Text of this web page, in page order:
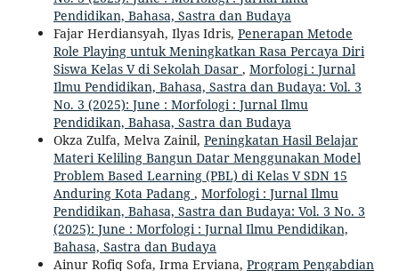
Pendidikan, Bahasa, Sastra dan Budaya
Fajar Herdiansyah, Ilyas Idris, Penerapan Metode
Role Playing untuk Meningkatkan Rasa Percaya Diri
Siswa Kelas V di Sekolah Dasar , Morfologi : Jurnal
Ilmu Pendidikan, Bahasa, Sastra dan Budaya: Vol. 3
No. 3 (2025): June : Morfologi : Jurnal Ilmu
Pendidikan, Bahasa, Sastra dan Budaya
Okza Zulfa, Melva Zainil, Peningkatan Hasil Belajar
Materi Keliling Bangun Datar Menggunakan Model
Problem Based Learning (PBL) di Kelas V SDN 15
Anduring Kota Padang , Morfologi : Jurnal Ilmu
Pendidikan, Bahasa, Sastra dan Budaya: Vol. 3 No. 3
(2025): June : Morfologi : Jurnal Ilmu Pendidikan,
Bahasa, Sastra dan Budaya
Ainur Rofiq Sofa, Irma Erviana, Program Pengabdian